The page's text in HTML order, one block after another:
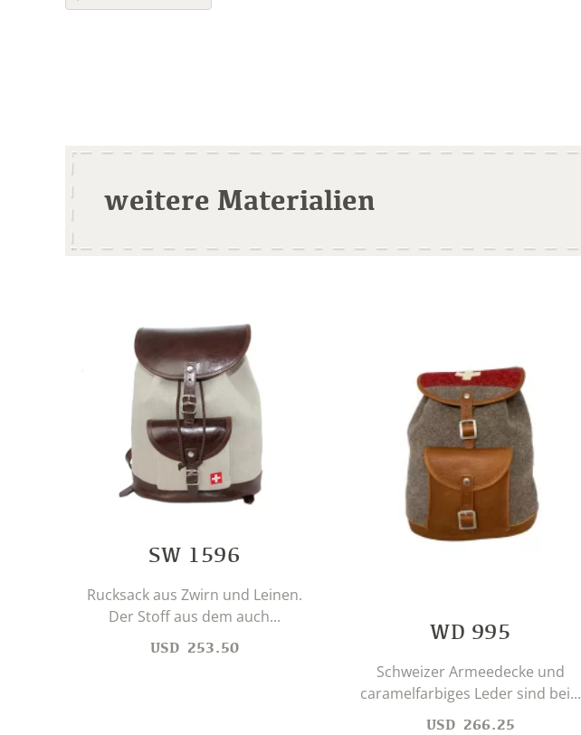
weitere Materialien
SW 1596
Rucksack aus Zwirn und Leinen.
Der Stoff aus dem auch...
USD 253.50
WD 995
Schweizer Armeedecke und
caramelfarbiges Leder sind bei...
USD 266.25